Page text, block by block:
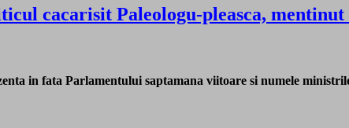
cacarisit Paleologu-pleasca, mentinut
in fata Parlamentului saptamana viitoare si numele